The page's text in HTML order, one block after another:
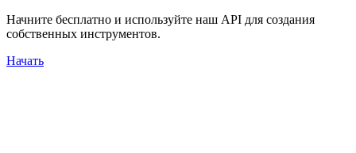
Начните бесплатно и используйте наш API для создания
собственных инструментов.
Начать